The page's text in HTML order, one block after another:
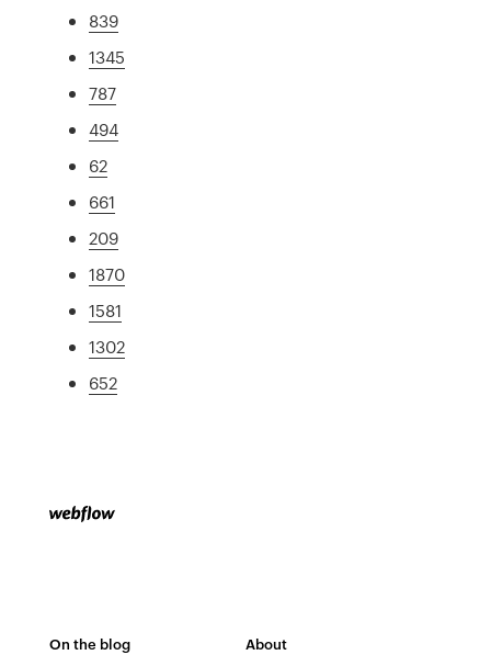
839
1345
787
494
62
661
209
1870
1581
1302
652
On the blog About